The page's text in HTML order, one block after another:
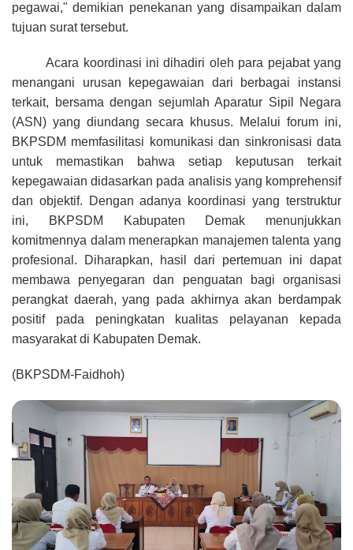
pegawai," demikian penekanan yang disampaikan dalam
tujuan surat tersebut.
Acara koordinasi ini dihadiri oleh para pejabat yang
menangani urusan kepegawaian dari berbagai instansi
terkait, bersama dengan sejumlah Aparatur Sipil Negara
(ASN) yang diundang secara khusus. Melalui forum ini,
BKPSDM memfasilitasi komunikasi dan sinkronisasi data
untuk memastikan bahwa setiap keputusan terkait
kepegawaian didasarkan pada analisis yang komprehensif
dan objektif. Dengan adanya koordinasi yang terstruktur
ini, BKPSDM Kabupaten Demak menunjukkan
komitmennya dalam menerapkan manajemen talenta yang
profesional. Diharapkan, hasil dari pertemuan ini dapat
membawa penyegaran dan penguatan bagi organisasi
perangkat daerah, yang pada akhirnya akan berdampak
positif pada peningkatan kualitas pelayanan kepada
masyarakat di Kabupaten Demak.
(BKPSDM-Faidhoh)